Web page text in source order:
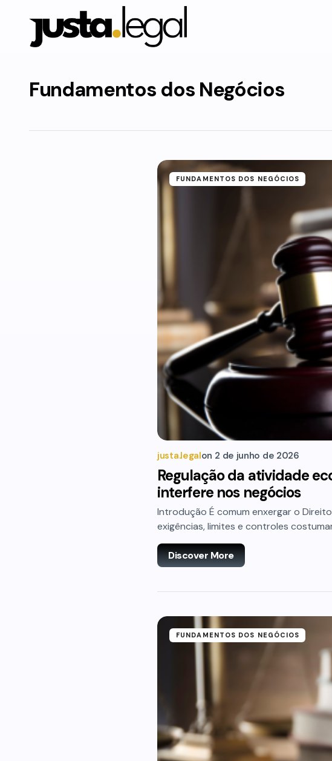
Fundamentos dos Negócios
FUNDAMENTOS DOS NEGÓCIOS
justa.legalon 2 de junho de 2026
Regulação da atividade
interfere nos negócios
Introdução É comum enxergar o
exigências, limites e controles
Discover More
FUNDAMENTOS DOS NEGÓCIOS